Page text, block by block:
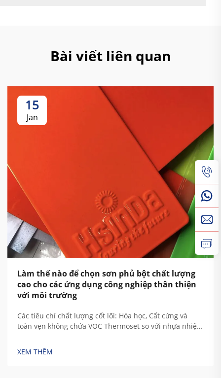
Bài viết liên quan
15
Jan
Làm thế nào để chọn sơn phủ bột chất lượng
cao cho các ứng dụng công nghiệp thân thiện
với môi trường
Các tiêu chí chất lượng cốt lõi: Hóa học, Cất cứng và
toàn vẹn không chứa VOC Thermoset so với nhựa nhiệt:
nghiệp Khi nhựa nhiệt chữa lành, chúng tạo ra các liên
kết liên kết liên kết vĩnh viễn cho chúng thực sự...
XEM THÊM